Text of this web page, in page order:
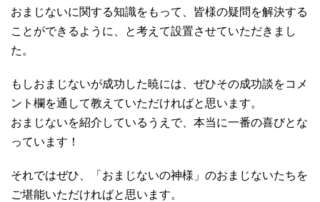
おまじないに関する知識をもって、皆様の疑問を解決する
ことができるように、と考えて設置させていただきまし
た。
もしおまじないが成功した暁には、ぜひその成功談をコメ
ント欄を通して教えていただければと思います。
おまじないを紹介しているうえで、本当に一番の喜びとな
っています！
それではぜひ、「おまじないの神様」のおまじないたちを
ご堪能いただければと思います。